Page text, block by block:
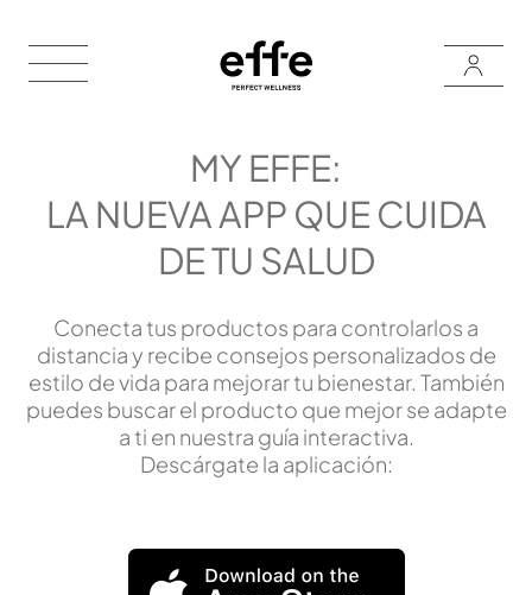
MY EFFE:
LA NUEVA APP QUE CUIDA
DE TU SALUD
Conecta tus productos para controlarlos a
distancia y recibe consejos personalizados de
estilo de vida para mejorar tu bienestar. También
puedes buscar el producto que mejor se adapte
a ti en nuestra guía interactiva.
Descárgate la aplicación: